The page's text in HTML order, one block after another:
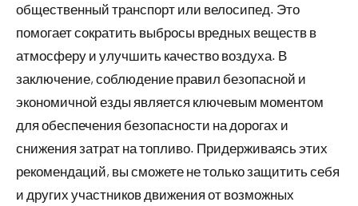
общественный транспорт или велосипед. Это
помогает сократить выбросы вредных веществ в
атмосферу и улучшить качество воздуха. В
заключение, соблюдение правил безопасной и
экономичной езды является ключевым моментом
для обеспечения безопасности на дорогах и
снижения затрат на топливо. Придерживаясь этих
рекомендаций, вы сможете не только защитить себя
и других участников движения от возможных